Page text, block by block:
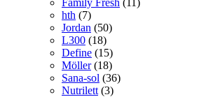
Family Fresh (11)
hth (7)
Jordan (50)
L300 (18)
Define (15)
Möller (18)
Sana-sol (36)
Nutrilett (3)